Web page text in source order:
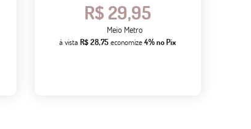
R$ 29,95
Meio Metro
à vistaR$ 28,75economize4% no Pix